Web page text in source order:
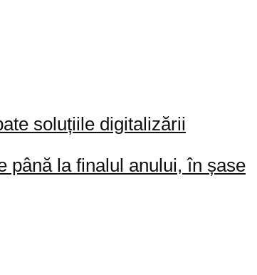
soluțiile digitalizării
până la finalul anului, în șase